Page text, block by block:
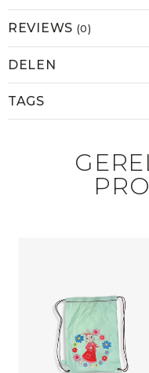
REVIEWS (0)
DELEN
TAGS